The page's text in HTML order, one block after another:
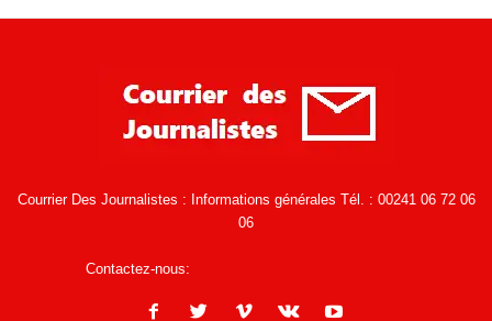
Courrier Des Journalistes : Informations générales Tél. : 00241 06 72 06
06
Contactez-nous: